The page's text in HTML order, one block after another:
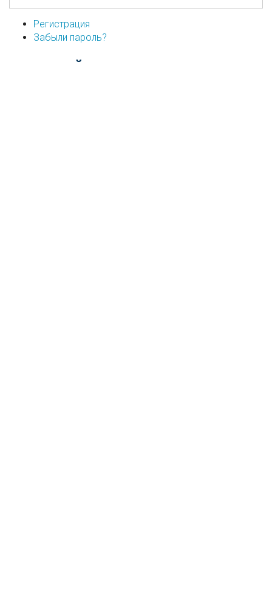
Регистрация
Забыли пароль?
...или войдите используя